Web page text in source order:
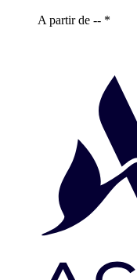
A partir de -- *